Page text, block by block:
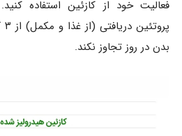
فعالیت خود از کازئین استفاده
بدن در روز تجاوز نکند.